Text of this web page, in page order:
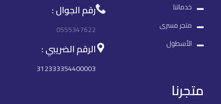
خدماتنا
متجر مسرى
الأسطول
رقم الجوال :
0555347622
الرقم الضريبي :
312333354400003
متجرنا